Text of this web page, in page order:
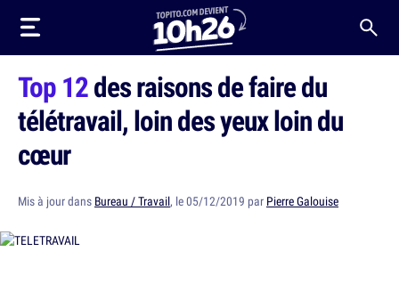
Top 12des raisons de faire du
télétravail, loin des yeux loin du
cœur
Mis à jour dans Bureau / Travail, le 05/12/2019 par Pierre Galouise